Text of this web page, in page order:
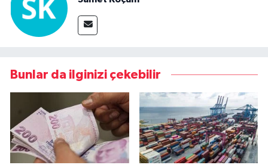
Bunlar da ilginizi çekebilir